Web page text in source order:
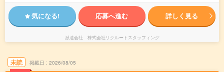
気になる! 応募へ進む 詳しく見る
派遣会社 株式会社リクルートスタッフィング
未読 掲載日 2026/08/05